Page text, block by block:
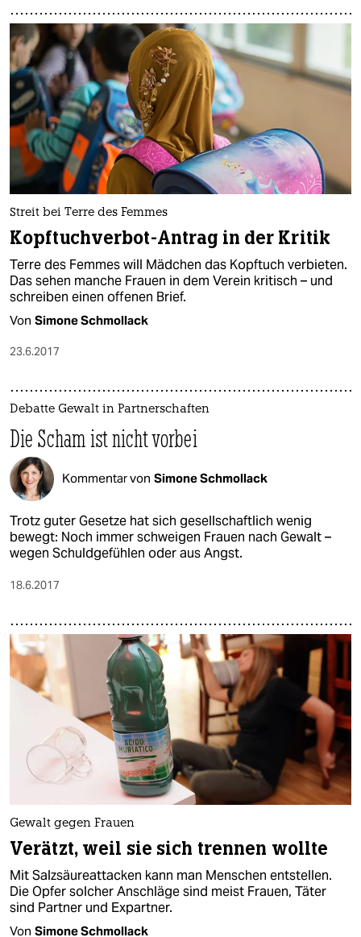
Streit bei Terre des Femmes
Kopftuchverbot-Antrag in der Kritik
Terre des Femmes will Mädchen das Kopftuch verbieten.
Das sehen manche Frauen in dem Verein kritisch – und
schreiben einen offenen Brief.
Von Simone Schmollack
23.6.2017
Debatte Gewalt in Partnerschaften
Die Scham ist nicht vorbei
Kommentar von Simone Schmollack
Trotz guter Gesetze hat sich gesellschaftlich wenig
bewegt: Noch immer schweigen Frauen nach Gewalt –
wegen Schuldgefühlen oder aus Angst.
18.6.2017
Gewalt gegen Frauen
Verätzt, weil sie sich trennen wollte
Mit Salzsäureattacken kann man Menschen entstellen.
Die Opfer solcher Anschläge sind meist Frauen, Täter
sind Partner und Expartner.
Von Simone Schmollack